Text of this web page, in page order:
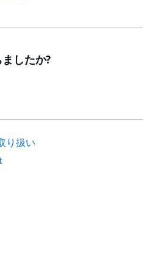
したか?
り扱い